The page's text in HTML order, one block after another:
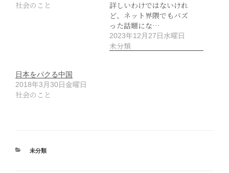
社会のこと
詳しいわけではないけれ
ど、ネット界隈でもバズ
った話題にな…
2023年12月27日水曜日
未分類
日本をパクる中国
2018年3月30日金曜日
社会のこと
カ
未分類